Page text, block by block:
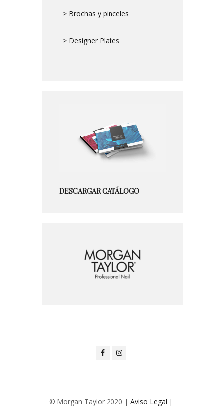
> Brochas y pinceles
> Designer Plates
DESCARGAR CATÁLOGO
© Morgan Taylor 2020 | Aviso Legal |